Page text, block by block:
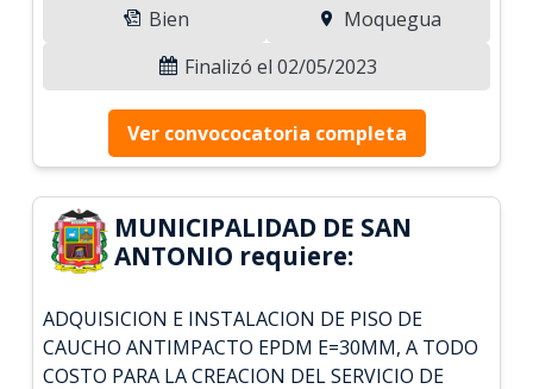
Bien
Moquegua
Finalizó el 02/05/2023
Ver convococatoria completa
MUNICIPALIDAD DE SAN
ANTONIO requiere:
ADQUISICION E INSTALACION DE PISO DE
CAUCHO ANTIMPACTO EPDM E=30MM, A TODO
COSTO PARA LA CREACION DEL SERVICIO DE